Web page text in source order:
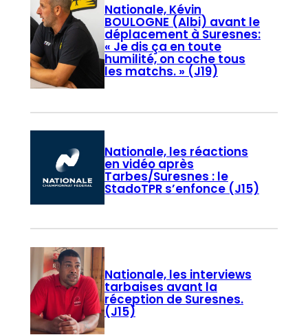
Nationale, Kévin
BOULOGNE (Albi) avant le
déplacement à Suresnes:
« Je dis ça en toute
humilité, on coche tous
les matchs. » (J19)
Nationale, les réactions
en vidéo après
Tarbes/Suresnes : le
StadoTPR s’enfonce (J15)
Nationale, les interviews
tarbaises avant la
réception de Suresnes.
(J15)